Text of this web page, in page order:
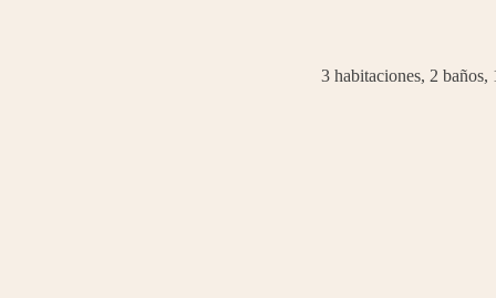
3 habitaciones, 2 baños,